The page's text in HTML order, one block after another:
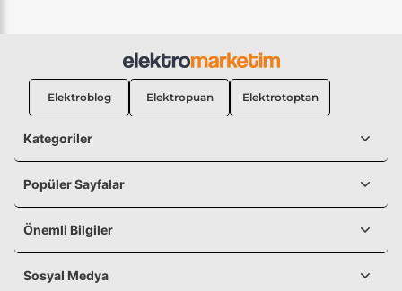
Elektroblog Elektropuan Elektrotoptan
Kategoriler
Popüler Sayfalar
Önemli Bilgiler
Sosyal Medya